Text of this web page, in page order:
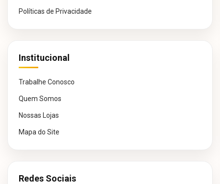
Políticas de Privacidade
Institucional
Trabalhe Conosco
Quem Somos
Nossas Lojas
Mapa do Site
Redes Sociais